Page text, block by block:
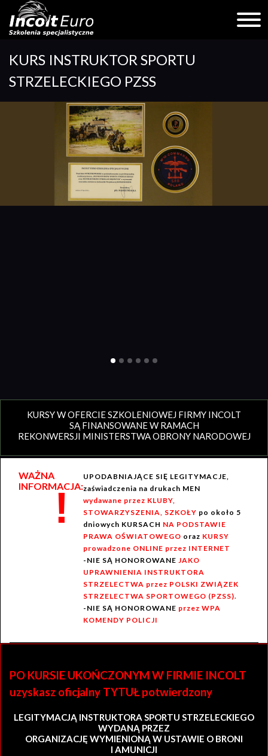
content
KURS INSTRUKTOR SPORTU
STRZELECKIEGO PZSS
KURSY W OFERCIE SZKOLENIOWEJ FIRMY INCOLT
SĄ FINANSOWANE W RAMACH
REKONWERSJI MINISTERSTWA OBRONY NARODOWEJ
WAŻNA
INFORMACJA:
!
UPODABNIAJĄCE SIĘ LEGITYMACJE,
zaświadczenia na drukach MEN
wydawane przez KLUBY,
STOWARZYSZENIA, SZKOŁY po około 5
dniowych KURSACH NA PODSTAWIE
PRAWA OŚWIATOWEGO oraz KURSY
prowadzone ONLINE przez INTERNET
-NIE SĄ HONOROWANE JAKO
UPRAWNIENIA INSTRUKTORA
STRZELECTWA przez POLSKI ZWIĄZEK
STRZELECTWA SPORTOWEGO (PZSS).
-NIE SĄ HONOROWANE przez WPA
KOMENDY POLICJI
PO KURSIE UKOŃCZONYM W FIRMIE INCOLT
uzyskasz oficjalny TYTUŁ potwierdzony
LEGITYMACJĄ INSTRUKTORA SPORTU STRZELECKIEGO
WYDANĄ PRZEZ
ORGANIZACJĘ WYMIENIONĄ W USTAWIE O BRONI
I AMUNICJI